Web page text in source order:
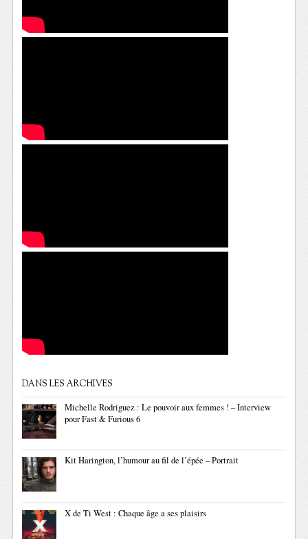
DANS LES ARCHIVES
Michelle Rodriguez : Le pouvoir aux femmes ! – Interview
pour Fast & Furious 6
Kit Harington, l’humour au fil de l’épée – Portrait
X de Ti West : Chaque âge a ses plaisirs